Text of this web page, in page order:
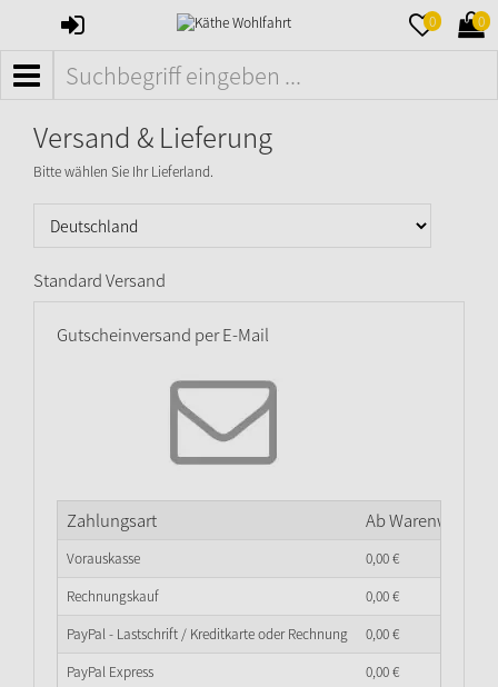
ANMELDEN 0 0
MENÜ
Versand & Lieferung
Bitte wählen Sie Ihr Lieferland.
Standard Versand
Gutscheinversand per E-Mail
Zahlungsart Ab Warenwert
Vorauskasse 0,00€
Rechnungskauf
0,00€
PayPal - Lastschrift / Kreditkarte oder Rechnung
0,00€
PayPal Express
0,00€